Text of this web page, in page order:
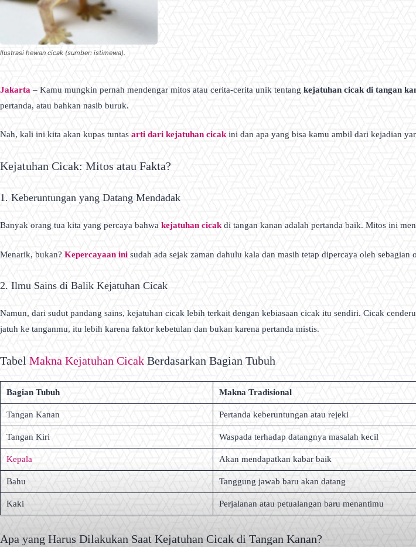
Ilustrasi hewan cicak (sumber: istimewa).
Jakarta – Kamu mungkin pernah mendengar mitos atau cerita-cerita unik tentang kejatuhan cicak di tangan
pertanda, atau bahkan nasib buruk.
Nah, kali ini kita akan kupas tuntas arti dari kejatuhan cicakini dan apa yang bisa kamu ambil dari kejadian
Kejatuhan Cicak: Mitos atau Fakta?
1. Keberuntungan yang Datang Mendadak
Banyak orang tua kita yang percaya bahwa kejatuhan cicakdi tangan kanan adalah pertanda baik. Mitos ini
Menarik, bukan? Kepercayaan ini sudah ada sejak zaman dahulu kala dan masih tetap dipercaya oleh sebagian
2. Ilmu Sains di Balik Kejatuhan Cicak
Namun, dari sudut pandang sains, kejatuhan cicak lebih terkait dengan kebiasaan cicak itu sendiri. Cicak
jatuh ke tanganmu, itu lebih karena faktor kebetulan dan bukan karena pertanda mistis.
Tabel Makna Kejatuhan Cicak Berdasarkan Bagian Tubuh
Bagian Tubuh Makna Tradisional
Tangan Kanan Pertanda keberuntungan atau rejeki
Tangan Kiri Waspada terhadap datangnya masalah kecil
Kepala Akan mendapatkan kabar baik
Bahu Tanggung jawab baru akan datang
Kaki Perjalanan atau petualangan baru menantimu
Apa yang Harus Dilakukan Saat Kejatuhan Cicak di Tangan Kanan?